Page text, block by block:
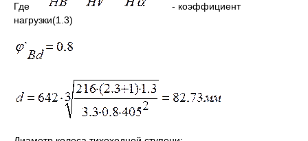
Где
- коэффициент
нагрузки(1.3)